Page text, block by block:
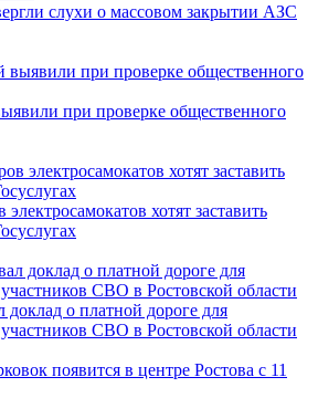
слухи о массовом закрытии АЗС
при проверке общественного
хотят заставить
доклад о платной дороге для
СВО в Ростовской области